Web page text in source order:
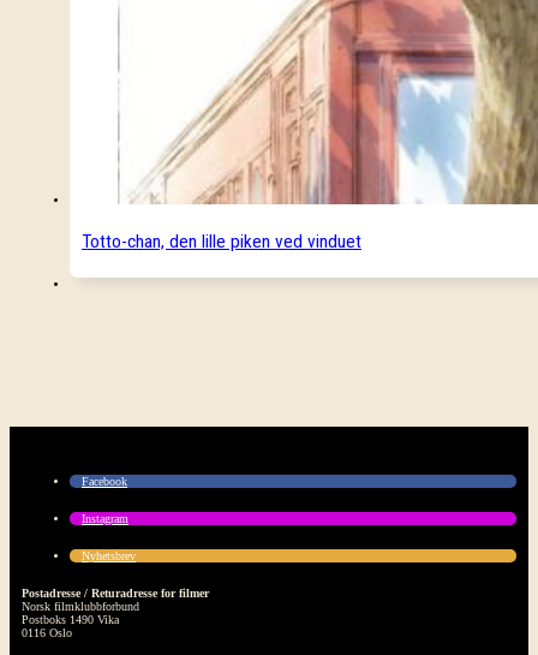
Totto-chan, den lille piken ved vinduet
Facebook
Instagram
Nyhetsbrev
Postadresse / Returadresse for filmer
Norsk filmklubbforbund
Postboks 1490 Vika
0116 Oslo